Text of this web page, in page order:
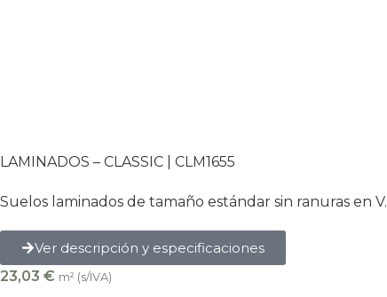
LAMINADOS – CLASSIC | CLM1655
Suelos laminados de tamaño estándar sin ranuras en V.
Ver descripción y especificaciones
23,03 € m² (s/IVA)